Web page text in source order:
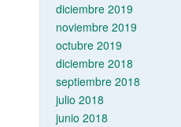
diciembre 2019
noviembre 2019
octubre 2019
diciembre 2018
septiembre 2018
julio 2018
junio 2018